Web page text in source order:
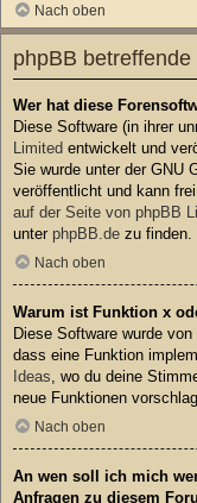
Nach oben
phpBB betreffende
Wer hat diese
Diese Software (in ihrer
Limited entwickelt und
Sie wurde unter der GNU
veröffentlicht und kann
auf der Seite von phpBB
unter phpBB.de zu finden.
Nach oben
Warum ist Funktion x
Diese Software wurde
dass eine Funktion
Ideas, wo du deine
neue Funktionen
Nach oben
An wen soll ich mich
Anfragen zu diesem